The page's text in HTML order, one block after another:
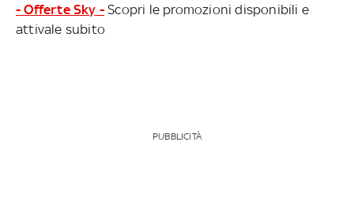
- Offerte Sky - Scopri le promozioni disponibili e
attivale subito
PUBBLICITÀ